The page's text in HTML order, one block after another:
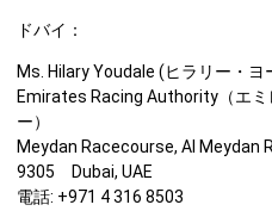
ドバイ：
Ms. Hilary Youdale (ヒラリー・ヨ
Emirates Racing Authority（エ
ー）
Meydan Racecourse, Al Meydan
9305 Dubai, UAE
電話: +971 4 316 8503